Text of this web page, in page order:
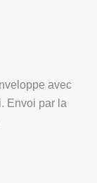
avec
Envoi par la